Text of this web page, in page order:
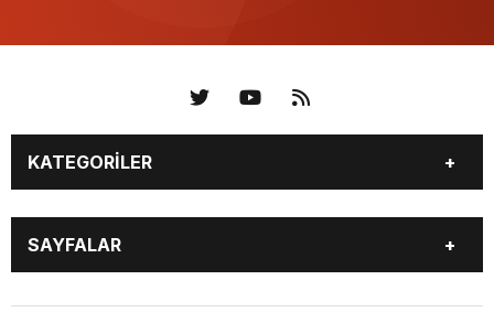
KATEGORİLER
KÜNYE BİZE ULAŞIN
SAYFALAR